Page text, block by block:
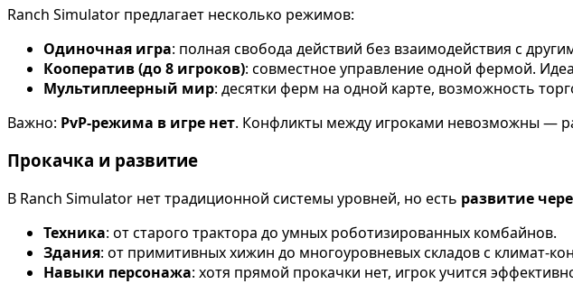
Ranch Simulator предлагает несколько режимов:
Одиночная игра: полная свобода действий без взаимодействия с
Кооператив (до 8 игроков): совместное управление одной фермой.
Мультиплеерный мир: десятки ферм на одной карте, возможность
Важно: PvP-режима в игре нет. Конфликты между игроками невозможны —
Прокачка и развитие
В Ranch Simulator нет традиционной системы уровней, но есть развитие
Техника: от старого трактора до умных роботизированных комбайнов.
Здания: от примитивных хижин до многоуровневых складов с климат-
Навыки персонажа: хотя прямой прокачки нет, игрок учится